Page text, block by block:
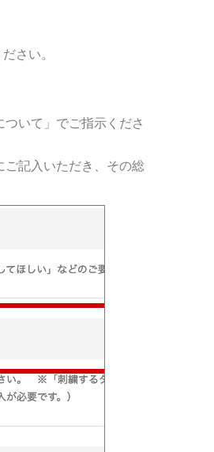
さい。
いて」でご指示くださ
記入いただき、その総